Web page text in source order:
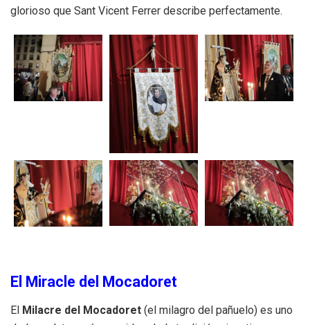
glorioso que Sant Vicent Ferrer describe perfectamente.
El Miracle del Mocadoret
El Milacre del Mocadoret (el milagro del pañuelo) es uno